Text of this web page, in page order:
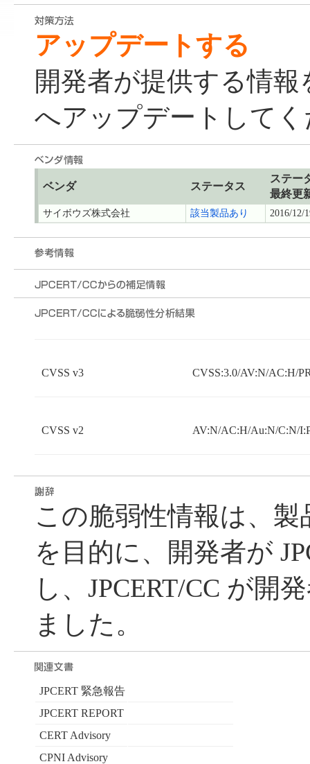
アップデートする
開発者が提供する情
へアップデートして
ベンダ ステータス
ステー
最終更
サイボウズ株式会社 該当製品あり 2016/12/
CVSS v3 CVSS:3.0/AV:N/AC:H/
CVSS v2 AV:N/AC:H/Au:N/C:N/
この脆弱性情報は、
を目的に、開発者が
し、JPCERT/CC が開
ました。
JPCERT 緊急報告
JPCERT REPORT
CERT Advisory
CPNI Advisory